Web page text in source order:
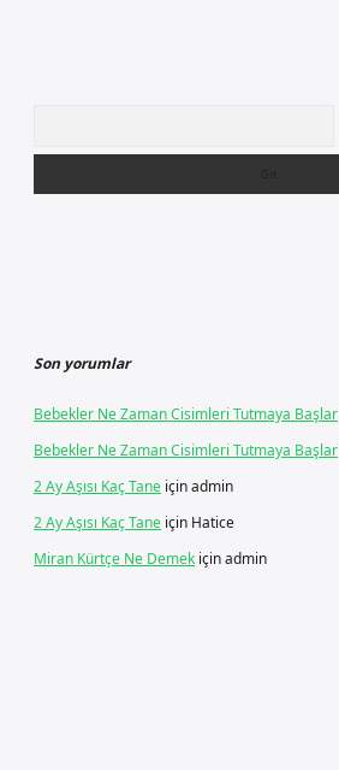
Son yorumlar
Bebekler Ne Zaman Cisimleri Tutmaya Başlar
Bebekler Ne Zaman Cisimleri Tutmaya Başlar
2 Ay Aşısı Kaç Tane içinadmin
2 Ay Aşısı Kaç Tane için Hatice
Miran Kürtçe Ne Demek içinadmin